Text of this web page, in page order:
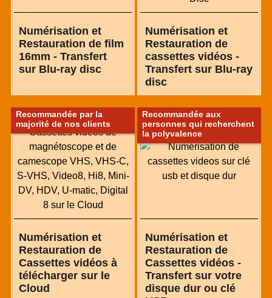
Numérisation et
Restauration de film
16mm - Transfert
sur Blu-ray disc
Numérisation et
Restauration de
cassettes vidéos -
Transfert sur Blu-ray
disc
Recommandée par la
majorité de nos clients
Numérisation et
Restauration de
Cassettes vidéos à
télécharger sur le
Cloud
Recommandée aux
personnes qui recherchent
la polyvalence
Numérisation et
Restauration de
Cassettes vidéos -
Transfert sur votre
disque dur ou clé